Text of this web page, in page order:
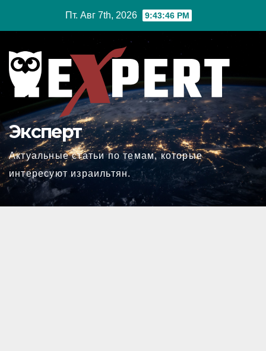
Пт. Авг 7th, 2026 9:43:47 PM
Эксперт
Актуальные статьи по темам, которые
интересуют израильтян.